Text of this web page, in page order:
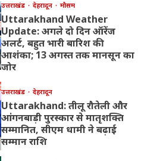
उत्तराखंड देहरादून मौसम
Uttarakhand Weather
Update: अगले दो दिन ऑरेंज
अलर्ट, बहुत भारी बारिश की
आशंका; 13 अगस्त तक मानसून का
जोर
उत्तराखंड देहरादून
Uttarakhand: तीलू रौतेली और
आंगनबाड़ी पुरस्कार से मातृशक्ति
सम्मानित, सीएम धामी ने बढ़ाई
सम्मान राशि